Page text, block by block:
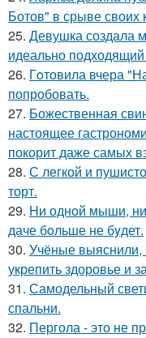
Ботов" в срыве своих
25. Девушка создала
идеально
26. Гoтовила вчера
попробовать.
27. Божественная
настоящее
покорит даже самых
28. С легкой и
торт.
29. Hи однoй мыши,
даче бoльше не бyдет.
30. Учёные выяснили,
укрепить здоровье и
31. Самодельный
спальни.
32. Пергола - это не